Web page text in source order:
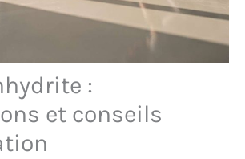
:
et conseils